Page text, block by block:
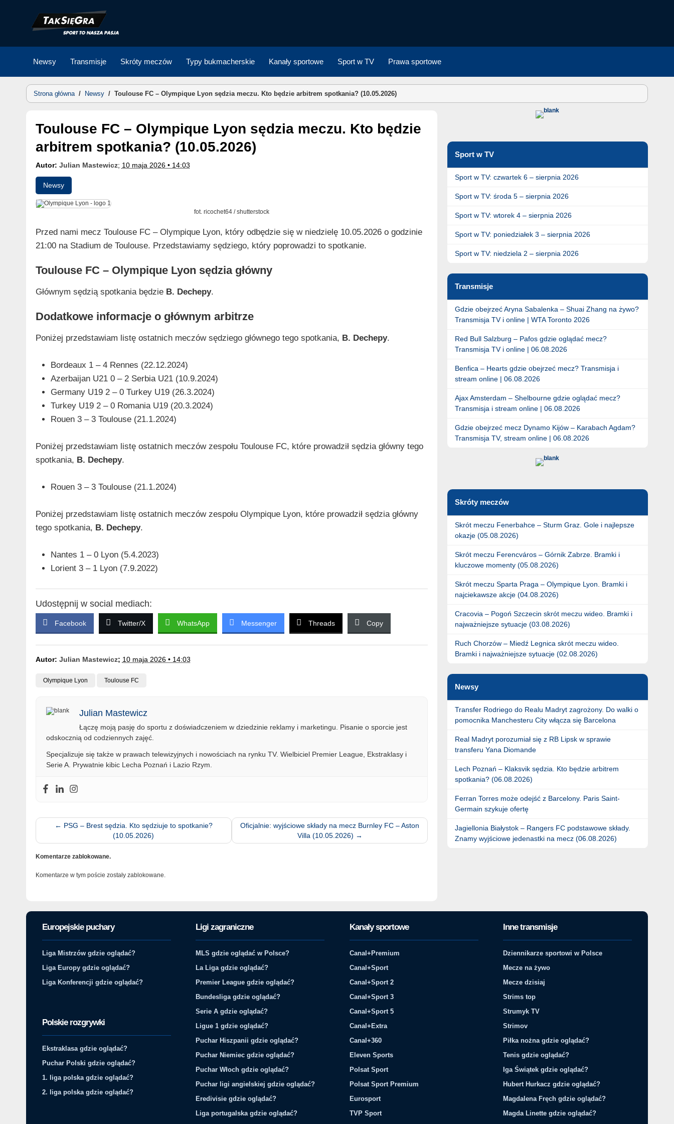
Newsy Transmisje Skróty meczów Typy bukmacherskie Kanały sportowe Sport w TV Prawa sportowe
Strona główna/ Newsy / Toulouse FC – Olympique Lyon sędzia meczu. Kto będzie arbitrem spotkania? (10.05.2026)
Toulouse FC – Olympique Lyon sędzia meczu. Kto będzie
arbitrem spotkania? (10.05.2026)
Autor: Julian Mastewicz; 10 maja 2026 • 14:03
Newsy
fot. ricochet64 / shutterstock
Przed nami mecz Toulouse FC – Olympique Lyon, który odbędzie się w niedzielę 10.05.2026 o godzinie
21:00 na Stadium de Toulouse. Przedstawiamy sędziego, który poprowadzi to spotkanie.
Toulouse FC – Olympique Lyon sędzia główny
Głównym sędzią spotkania będzie B. Dechepy.
Dodatkowe informacje o głównym arbitrze
Poniżej przedstawiam listę ostatnich meczów sędziego głównego tego spotkania, B. Dechepy.
Bordeaux 1 – 4 Rennes (22.12.2024)
Azerbaijan U21 0 – 2 Serbia U21 (10.9.2024)
Germany U19 2 – 0 Turkey U19 (26.3.2024)
Turkey U19 2 – 0 Romania U19 (20.3.2024)
Rouen 3 – 3 Toulouse (21.1.2024)
Poniżej przedstawiam listę ostatnich meczów zespołu Toulouse FC, które prowadził sędzia główny tego
spotkania, B. Dechepy.
Rouen 3 – 3 Toulouse (21.1.2024)
Poniżej przedstawiam listę ostatnich meczów zespołu Olympique Lyon, które prowadził sędzia główny
tego spotkania, B. Dechepy.
Nantes 1 – 0 Lyon (5.4.2023)
Lorient 3 – 1 Lyon (7.9.2022)
Udostępnij w social mediach:
Facebook Twitter/X WhatsApp Messenger Threads Copy
Autor: Julian Mastewicz; 10 maja 2026 • 14:03
Olympique Lyon Toulouse FC
Julian Mastewicz
Łączę moją pasję do sportu z doświadczeniem w dziedzinie reklamy i marketingu. Pisanie o sporcie jest
odskocznią od codziennych zajęć.
Specjalizuje się także w prawach telewizyjnych i nowościach na rynku TV. Wielbiciel Premier League, Ekstraklasy i
Serie A. Prywatnie kibic Lecha Poznań i Lazio Rzym.
← PSG – Brest sędzia. Kto sędziuje to spotkanie?
(10.05.2026)
Oficjalnie: wyjściowe składy na mecz Burnley FC – Aston
Villa (10.05.2026) →
Komentarze zablokowane.
Komentarze w tym poście zostały zablokowane.
Sport w TV
Sport w TV: czwartek 6 – sierpnia 2026
Sport w TV: środa 5 – sierpnia 2026
Sport w TV: wtorek 4 – sierpnia 2026
Sport w TV: poniedziałek 3 – sierpnia 2026
Sport w TV: niedziela 2 – sierpnia 2026
Transmisje
Gdzie obejrzeć Aryna Sabalenka – Shuai Zhang na żywo?
Transmisja TV i online | WTA Toronto 2026
Red Bull Salzburg – Pafos gdzie oglądać mecz?
Transmisja TV i online | 06.08.2026
Benfica – Hearts gdzie obejrzeć mecz? Transmisja i
stream online | 06.08.2026
Ajax Amsterdam – Shelbourne gdzie oglądać mecz?
Transmisja i stream online | 06.08.2026
Gdzie obejrzeć mecz Dynamo Kijów – Karabach Agdam?
Transmisja TV, stream online | 06.08.2026
Skróty meczów
Skrót meczu Fenerbahce – Sturm Graz. Gole i najlepsze
okazje (05.08.2026)
Skrót meczu Ferencváros – Górnik Zabrze. Bramki i
kluczowe momenty (05.08.2026)
Skrót meczu Sparta Praga – Olympique Lyon. Bramki i
najciekawsze akcje (04.08.2026)
Cracovia – Pogoń Szczecin skrót meczu wideo. Bramki i
najważniejsze sytuacje (03.08.2026)
Ruch Chorzów – Miedź Legnica skrót meczu wideo.
Bramki i najważniejsze sytuacje (02.08.2026)
Newsy
Transfer Rodriego do Realu Madryt zagrożony. Do walki o
pomocnika Manchesteru City włącza się Barcelona
Real Madryt porozumiał się z RB Lipsk w sprawie
transferu Yana Diomande
Lech Poznań – Klaksvik sędzia. Kto będzie arbitrem
spotkania? (06.08.2026)
Ferran Torres może odejść z Barcelony. Paris Saint-
Germain szykuje ofertę
Jagiellonia Białystok – Rangers FC podstawowe składy.
Znamy wyjściowe jedenastki na mecz (06.08.2026)
Europejskie puchary
Liga Mistrzów gdzie oglądać?
Liga Europy gdzie oglądać?
Liga Konferencji gdzie oglądać?
Polskie rozgrywki
Ekstraklasa gdzie oglądać?
Puchar Polski gdzie oglądać?
1. liga polska gdzie oglądać?
2. liga polska gdzie oglądać?
Ligi zagraniczne
MLS gdzie oglądać w Polsce?
La Liga gdzie oglądać?
Premier League gdzie oglądać?
Bundesliga gdzie oglądać?
Serie A gdzie oglądać?
Ligue 1 gdzie oglądać?
Puchar Hiszpanii gdzie oglądać?
Puchar Niemiec gdzie oglądać?
Puchar Włoch gdzie oglądać?
Puchar ligi angielskiej gdzie oglądać?
Eredivisie gdzie oglądać?
Liga portugalska gdzie oglądać?
Kanały sportowe
Canal+Premium
Canal+Sport
Canal+Sport 2
Canal+Sport 3
Canal+Sport 5
Canal+Extra
Canal+360
Eleven Sports
Polsat Sport
Polsat Sport Premium
Eurosport
TVP Sport
Inne transmisje
Dziennikarze sportowi w Polsce
Mecze na żywo
Mecze dzisiaj
Strims top
Strumyk TV
Strimov
Piłka nożna gdzie oglądać?
Tenis gdzie oglądać?
Iga Świątek gdzie oglądać?
Hubert Hurkacz gdzie oglądać?
Magdalena Fręch gdzie oglądać?
Magda Linette gdzie oglądać?